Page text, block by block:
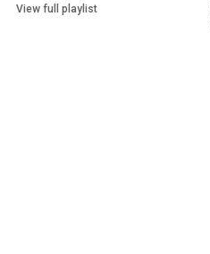
View full playlist